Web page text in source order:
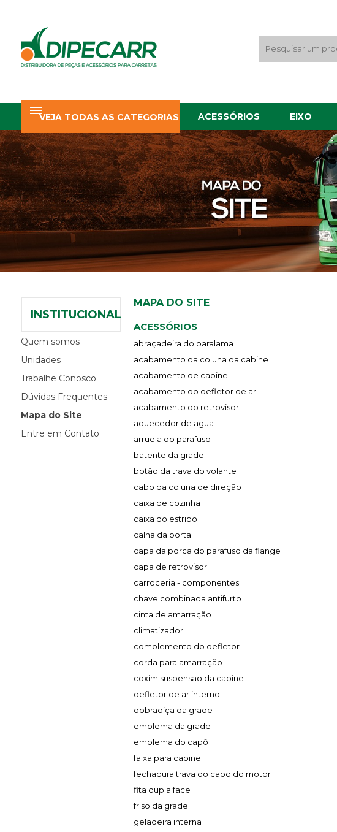
VEJA TODAS AS CATEGORIAS ACESSÓRIOS EIXO
INSTITUCIONAL
Quem somos
Unidades
Trabalhe Conosco
Dúvidas Frequentes
Mapa do Site
Entre em Contato
MAPA DO SITE
ACESSÓRIOS
abraçadeira do paralama
acabamento da coluna da cabine
acabamento de cabine
acabamento do defletor de ar
acabamento do retrovisor
aquecedor de agua
arruela do parafuso
batente da grade
botão da trava do volante
cabo da coluna de direção
caixa de cozinha
caixa do estribo
calha da porta
capa da porca do parafuso da flange
capa de retrovisor
carroceria - componentes
chave combinada antifurto
cinta de amarração
climatizador
complemento do defletor
corda para amarração
coxim suspensao da cabine
defletor de ar interno
dobradiça da grade
emblema da grade
emblema do capô
faixa para cabine
fechadura trava do capo do motor
fita dupla face
friso da grade
geladeira interna